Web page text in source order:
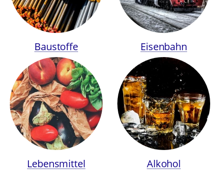
Baustoffe Eisenbahn
Lebensmittel Alkohol